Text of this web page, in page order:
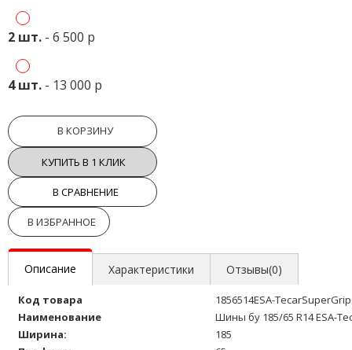
2 шт. - 6 500 р
4 шт. - 13 000 р
В КОРЗИНУ
КУПИТЬ В 1 КЛИК
В СРАВНЕНИЕ
В ИЗБРАННОЕ
Описание Характеристики Отзывы(0)
Код товара
1856514ESA-
Наименование
Шины бу 185/65 R14 ESA-
Ширина:
185